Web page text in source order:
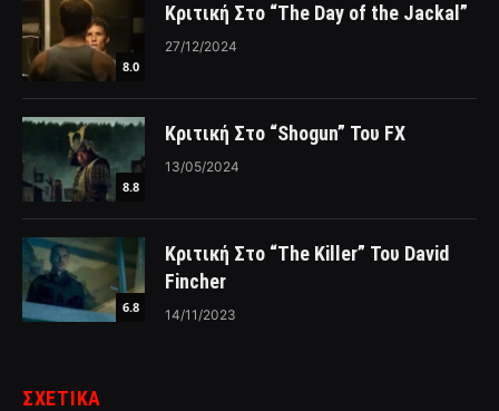
8.0
Κριτική Στο “The Day of the Jackal”
27/12/2024
8.8
Κριτική Στο “Shogun” Του FX
13/05/2024
6.8
Κριτική Στο “The Killer” Του David
Fincher
14/11/2023
ΣΧΕΤΙΚΑ